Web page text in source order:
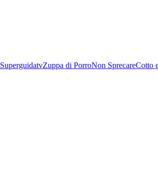
SuperguidatvZuppa di PorroNon SprecareCotto